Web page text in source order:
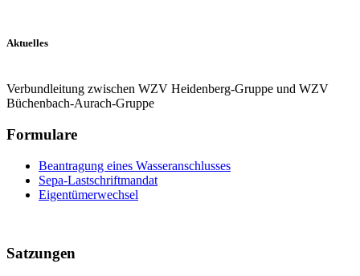
Aktuelles
Verbundleitung zwischen WZV Heidenberg-Gruppe und WZV
Büchenbach-Aurach-Gruppe
Formulare
Beantragung eines Wasseranschlusses
Sepa-Lastschriftmandat
Eigentümerwechsel
Satzungen